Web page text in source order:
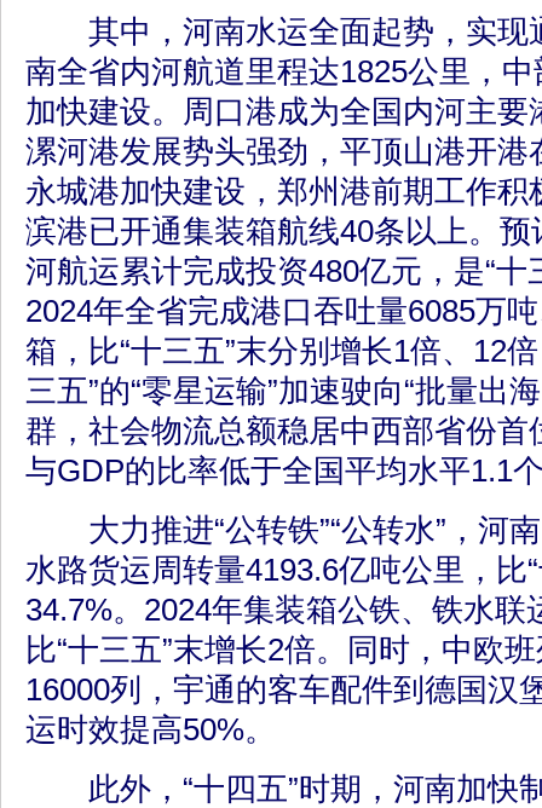
其中，河南水运全面起势，实现
南全省内河航道里程达1825公里，
加快建设。周口港成为全国内河主
漯河港发展势头强劲，平顶山港开港
永城港加快建设，郑州港前期工作
滨港已开通集装箱航线40条以上。预
河航运累计完成投资480亿元，是“十
2024年全省完成港口吞吐量6085万
箱，比“十三五”末分别增长1倍、12
三五”的“零星运输”加速驶向“批量出
群，社会物流总额稳居中西部省份
与GDP的比率低于全国平均水平1.1
大力推进“公转铁”“公转水”，河
水路货运周转量4193.6亿吨公里，比
34.7%。2024年集装箱公铁、铁水联
比“十三五”末增长2倍。同时，中欧
16000列，宇通的客车配件到德国汉
运时效提高50%。
此外，“十四五”时期，河南加快